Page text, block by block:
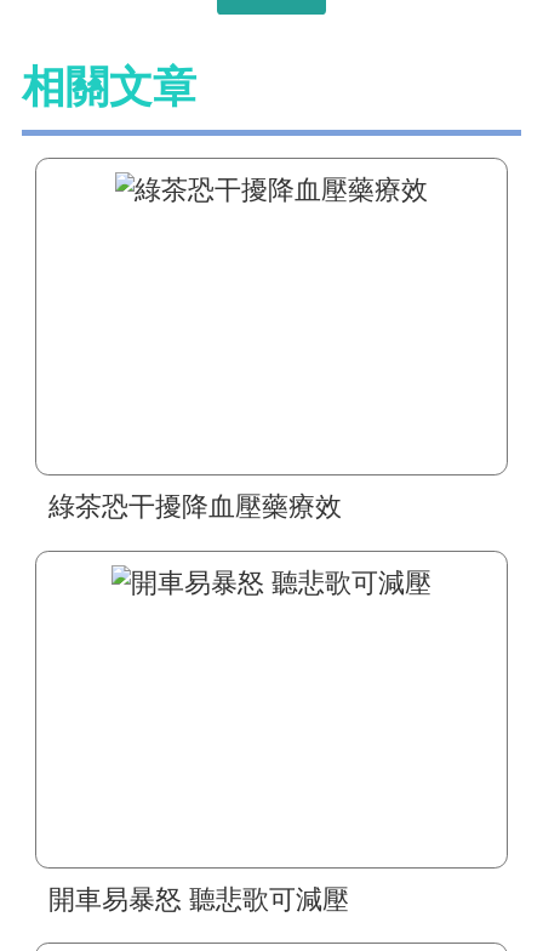
相關文章
綠茶恐干擾降血壓藥療效
開車易暴怒 聽悲歌可減壓